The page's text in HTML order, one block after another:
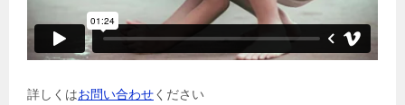
詳しくはお問い合わせください